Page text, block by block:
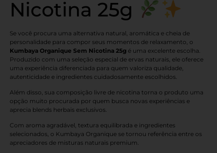
Nicotina 25g
Se você procura uma alternativa natural, aromática e cheia de
personalidade para compor seus momentos de relaxamento, o
Kumbaya Organique Sem Nicotina 25g é uma excelente escolha.
Produzido com uma seleção especial de ervas naturais, ele oferece
uma experiência diferenciada para quem valoriza qualidade,
autenticidade e ingredientes cuidadosamente escolhidos.
Além disso, sua composição livre de nicotina torna o produto uma
opção muito procurada por quem busca novas experiências e
aprecia blends herbais exclusivos.
Com aroma agradável, textura equilibrada e ingredientes
selecionados, o Kumbaya Organique se tornou referência entre os
apreciadores de misturas naturais premium.